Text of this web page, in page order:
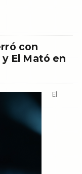
con
El Mató en
El